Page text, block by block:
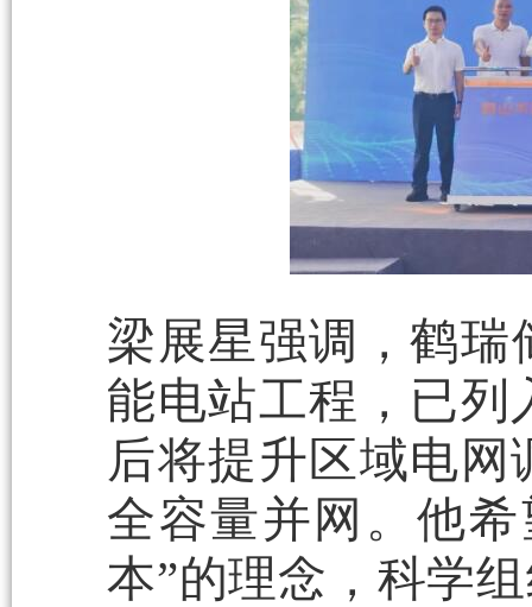
梁展星强调，鹤瑞
能电站工程，已列
后将提升区域电
全容量并网。他
本”的理念，科学